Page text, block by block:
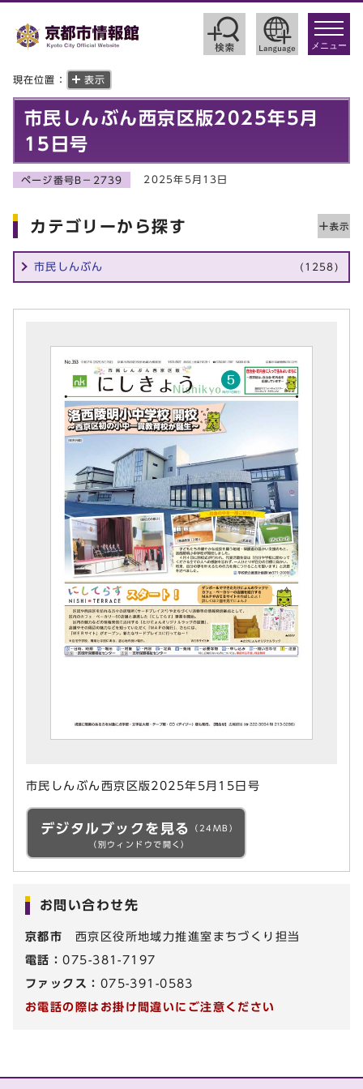
toggle
メニュー
現在位置： 表示
市民しんぶん西京区版2025年5月
15日号
ページ番号B－2739 2025年5月13日
カテゴリーから探す
市民しんぶん (1258)
市民しんぶん西京区版2025年5月15日号
デジタルブックを見る
（24MB）
（別ウィンドウで開く）
お問い合わせ先
京都市 西京区役所地域力推進室まちづくり担当
電話：075-381-7197
ファックス： 075-391-0583
お電話の際はお掛け間違いにご注意ください